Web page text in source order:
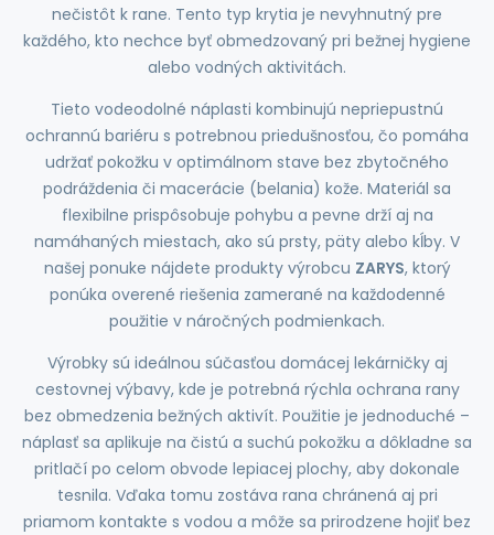
nečistôt k rane. Tento typ krytia je nevyhnutný pre
každého, kto nechce byť obmedzovaný pri bežnej hygiene
alebo vodných aktivitách.
Tieto vodeodolné náplasti kombinujú nepriepustnú
ochrannú bariéru s potrebnou priedušnosťou, čo pomáha
udržať pokožku v optimálnom stave bez zbytočného
podráždenia či macerácie (belania) kože. Materiál sa
flexibilne prispôsobuje pohybu a pevne drží aj na
namáhaných miestach, ako sú prsty, päty alebo kĺby. V
našej ponuke nájdete produkty výrobcu ZARYS, ktorý
ponúka overené riešenia zamerané na každodenné
použitie v náročných podmienkach.
Výrobky sú ideálnou súčasťou domácej lekárničky aj
cestovnej výbavy, kde je potrebná rýchla ochrana rany
bez obmedzenia bežných aktivít. Použitie je jednoduché –
náplasť sa aplikuje na čistú a suchú pokožku a dôkladne sa
pritlačí po celom obvode lepiacej plochy, aby dokonale
tesnila. Vďaka tomu zostáva rana chránená aj pri
priamom kontakte s vodou a môže sa prirodzene hojiť bez